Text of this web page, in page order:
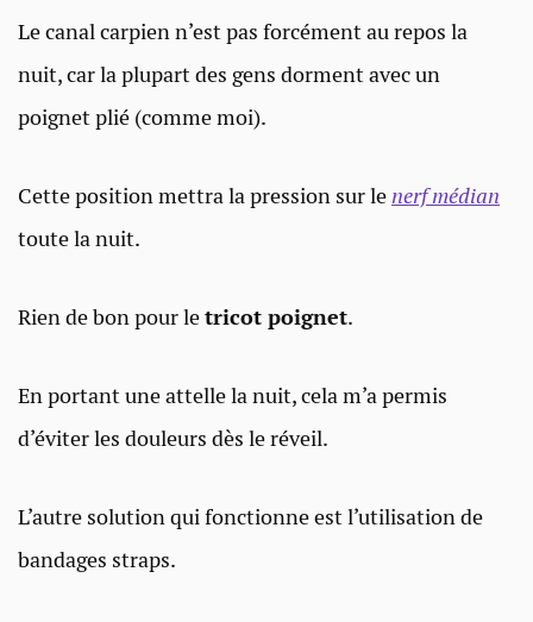
Le canal carpien n’est pas forcément au repos la
nuit, car la plupart des gens dorment avec un
poignet plié (comme moi).
Cette position mettra la pression sur lenerf médian
toute la nuit.
Rien de bon pour letricot poignet.
En portant une attelle la nuit, cela m’a permis
d’éviter les douleurs dès le réveil.
L’autre solution qui fonctionne est l’utilisation de
bandages straps.